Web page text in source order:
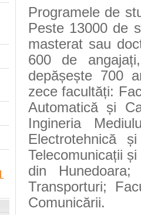
Programele de
Peste 13000 de
masterat sau
600 de
depășește 700
zece facultăți:
Automatică și
Ingineria
Electrotehnică
Telecomunicații
din
Transporturi;
Comunicării.